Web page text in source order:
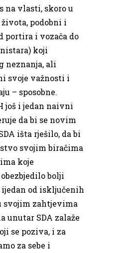
na vlasti, skoro u
podobni i
portira i vozača do
koji
neznanja, ali
svoje važnosti i
– sposobne.
još i jedan naivni
da bi se novim
išta rješilo, da bi
svojim biračima
koje
bolji
od isključenih
svojim zahtjevima
unutar SDA zalaže
se poziva, i za
za sebe i